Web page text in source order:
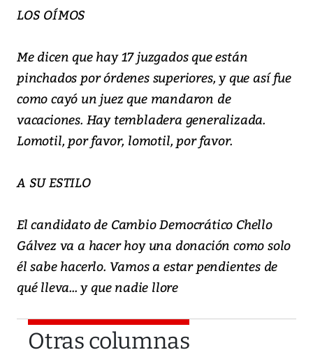
LOS OÍMOS
Me dicen que hay 17 juzgados que están
pinchados por órdenes superiores, y que así fue
como cayó un juez que mandaron de
vacaciones. Hay tembladera generalizada.
Lomotil, por favor, lomotil, por favor.
A SU ESTILO
El candidato de Cambio Democrático Chello
Gálvez va a hacer hoy una donación como solo
él sabe hacerlo. Vamos a estar pendientes de
qué lleva... y que nadie llore
Otras columnas